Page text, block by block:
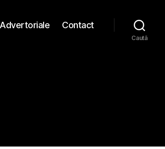
Advertoriale Contact
Caută